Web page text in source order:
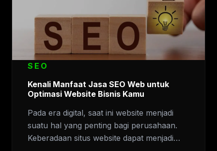
SEO
Kenali Manfaat Jasa SEO Web untuk
Optimasi Website Bisnis Kamu
Pada era digital, saat ini website menjadi
suatu hal yang penting bagi perusahaan.
Keberadaan situs website dapat menjadi…